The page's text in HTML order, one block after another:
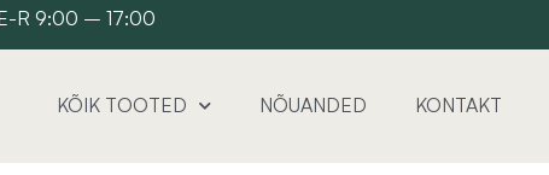
R 9:00 – 17:00
KÕIK TOOTED NÕUANDED KONTAKT